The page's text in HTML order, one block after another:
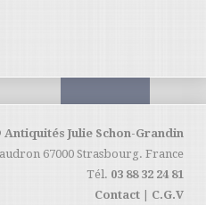
Antiquités Julie Schon-Grandin
67000 Strasbourg. France
Tél. 03 88 32 24 81
Contact | C.G.V